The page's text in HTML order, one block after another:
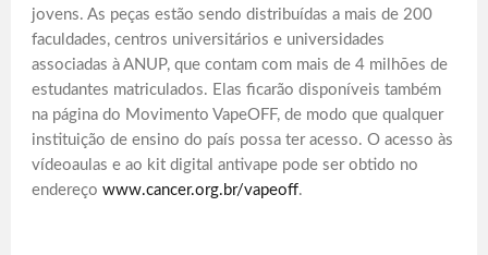
jovens. As peças estão sendo distribuídas a mais de 200
faculdades, centros universitários e universidades
associadas à ANUP, que contam com mais de 4 milhões de
estudantes matriculados. Elas ficarão disponíveis também
na página do Movimento VapeOFF, de modo que qualquer
instituição de ensino do país possa ter acesso. O acesso às
vídeoaulas e ao kit digital antivape pode ser obtido no
endereço www.cancer.org.br/vapeoff.